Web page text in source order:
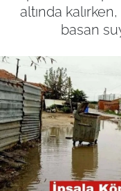
altında
basan
EKONOMİ
SAĞLIK
EĞİTİM
TARIM VE
KÜLTÜR